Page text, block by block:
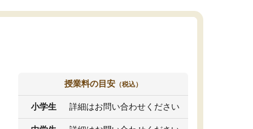
授業料の目安 （税込）
小学生 詳細はお問い合わせください